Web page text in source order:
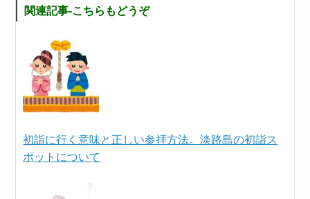
関連記事-こちらもどうぞ
初詣に行く意味と正しい参拝方法。淡路島の初詣ス
ポットについて